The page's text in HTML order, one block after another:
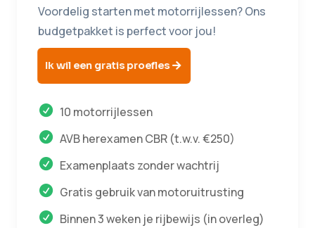
Voordelig starten met motorrijlessen? Ons
budgetpakket is perfect voor jou!
Ik wil een gratis proefles
10 motorrijlessen
AVB herexamen CBR (t.w.v. €250)
Examenplaats zonder wachtrij
Gratis gebruik van motoruitrusting
Binnen 3 weken je rijbewijs (in overleg)